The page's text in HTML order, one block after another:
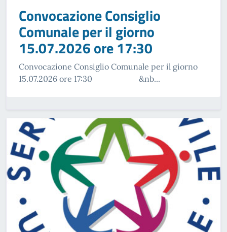
Convocazione Consiglio
Comunale per il giorno
15.07.2026 ore 17:30
Convocazione Consiglio Comunale per il giorno
15.07.2026 ore 17:30 &nb...